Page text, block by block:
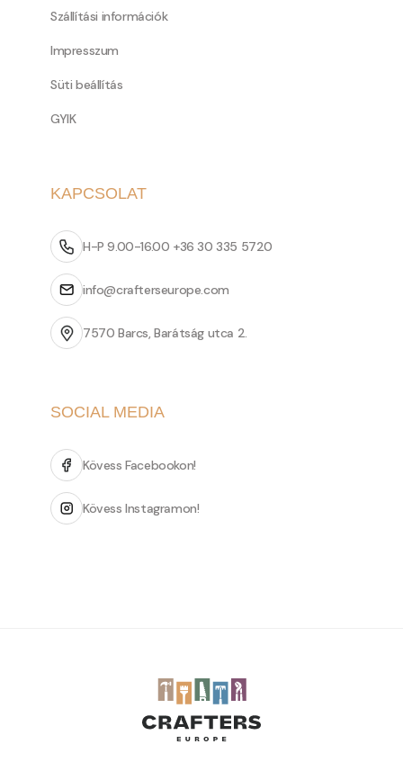
Szállítási információk
Impresszum
Süti beállítás
GYIK
KAPCSOLAT
H-P 9.00-16.00 +36 30 335 5720
info@crafterseurope.com
7570 Barcs, Barátság utca 2.
SOCIAL MEDIA
Kövess Facebookon!
Kövess Instagramon!